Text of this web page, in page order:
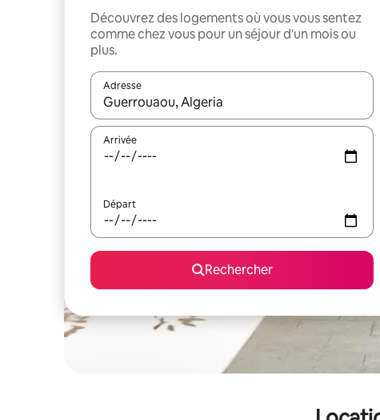
Découvrez des logements où vous vous sentez
comme chez vous pour un séjour d'un mois ou
plus.
Adresse
Lorsque les résultats s'affichent, utilisez les flèches
Arrivée
Départ
Rechercher